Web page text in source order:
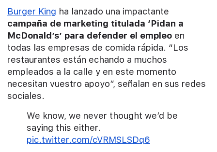
Burger King ha lanzado una impactante
campaña de marketing titulada ‘Pidan a
McDonald’s’ para defender el empleo en
todas las empresas de comida rápida. “Los
restaurantes están echando a muchos
empleados a la calle y en este momento
necesitan vuestro apoyo”, señalan en sus redes
sociales.
We know, we never thought we’d be
saying this either.
pic.twitter.com/cVRMSLSDq6